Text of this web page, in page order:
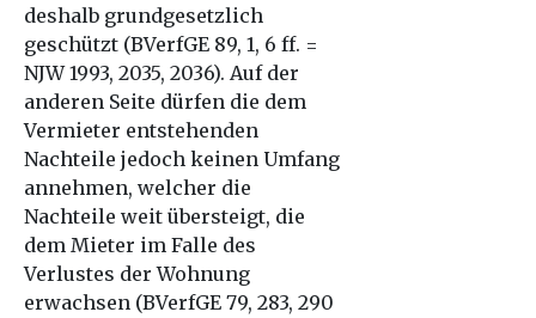
deshalb grundgesetzlich
geschützt (BVerfGE 89, 1, 6 ff. =
NJW 1993, 2035, 2036). Auf der
anderen Seite dürfen die dem
Vermieter entstehenden
Nachteile jedoch keinen Umfang
annehmen, welcher die
Nachteile weit übersteigt, die
dem Mieter im Falle des
Verlustes der Wohnung
erwachsen (BVerfGE 79, 283, 290